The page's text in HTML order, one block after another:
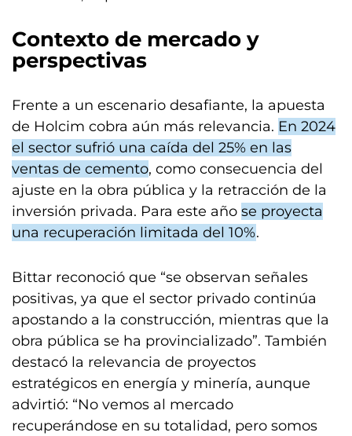
Contexto de mercado y
perspectivas
Frente a un escenario desafiante, la apuesta
de Holcim cobra aún más relevancia. En 2024
el sector sufrió una caída del 25% en las
ventas de cemento, como consecuencia del
ajuste en la obra pública y la retracción de la
inversión privada. Para este año se proyecta
una recuperación limitada del 10%.
Bittar reconoció que “se observan señales
positivas, ya que el sector privado continúa
apostando a la construcción, mientras que la
obra pública se ha provincializado”. También
destacó la relevancia de proyectos
estratégicos en energía y minería, aunque
advirtió: “No vemos al mercado
recuperándose en su totalidad, pero somos